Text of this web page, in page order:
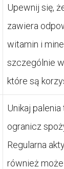
Upewnij się,
zawiera
witamin i
szczególnie
które są
Unikaj
ogranicz
Regularna
również